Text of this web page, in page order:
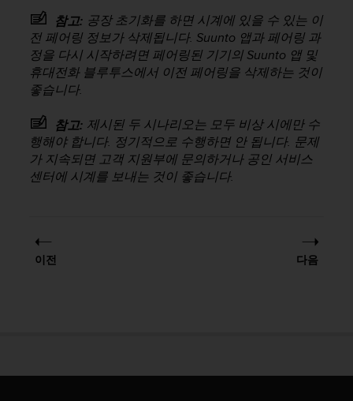
참고: 공장 초기화를 하면 시계에 있을 수 있는 이
전 페어링 정보가 삭제됩니다. Suunto 앱과 페어링 과
정을 다시 시작하려면 페어링된 기기의 Suunto 앱 및
휴대전화 블루투스에서 이전 페어링을 삭제하는 것이
좋습니다.
참고: 제시된 두 시나리오는 모두 비상 시에만 수
행해야 합니다. 정기적으로 수행하면 안 됩니다. 문제
가 지속되면 고객 지원부에 문의하거나 공인 서비스
센터에 시계를 보내는 것이 좋습니다.
이전 다음